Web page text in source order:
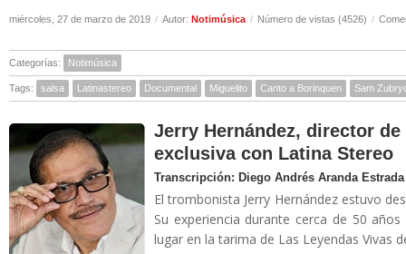
miércoles, 27 de marzo de 2019 / Autor: Notimúsica / Número de vistas (4526) /
Categorías: Notimúsica
Tags: salsa Latinastereo Documental Miguelito Canto a Borinquen Sam
Jerry Hernández, director
exclusiva con Latina Stereo
Transcripción: Diego Andrés Aranda Estrada
El trombonista Jerry Hernández estuvo
Su experiencia durante cerca de 50
lugar en la tarima de Las Leyendas Vivas